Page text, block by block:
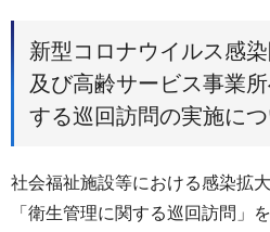
新型コロナウイルス感
及び高齢サービス事業
する巡回訪問の実施に
社会福祉施設等における感染拡
「衛生管理に関する巡回訪問」